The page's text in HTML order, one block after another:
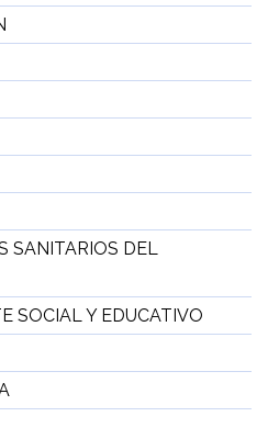
SANITARIOS DEL
SOCIAL Y EDUCATIVO